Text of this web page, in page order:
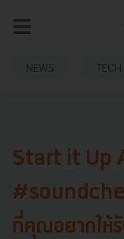
NEWS
Start it Up
ที่คุณอยากให้รั